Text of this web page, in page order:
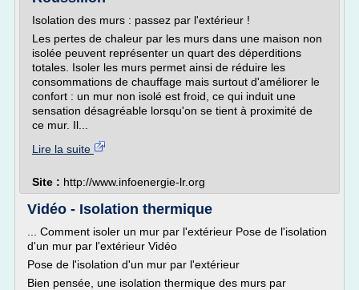
Isolation des murs : passez par l'extérieur !
Les pertes de chaleur par les murs dans une maison non
isolée peuvent représenter un quart des déperditions
totales. Isoler les murs permet ainsi de réduire les
consommations de chauffage mais surtout d'améliorer le
confort : un mur non isolé est froid, ce qui induit une
sensation désagréable lorsqu'on se tient à proximité de
ce mur. Il...
Lire la suite
Site : http://www.infoenergie-lr.org
Vidéo - Isolation thermique
... Comment isoler un mur par l'extérieur Pose de l'isolation
d'un mur par l'extérieur Vidéo
Pose de l'isolation d'un mur par l'extérieur
Bien pensée, une isolation thermique des murs par